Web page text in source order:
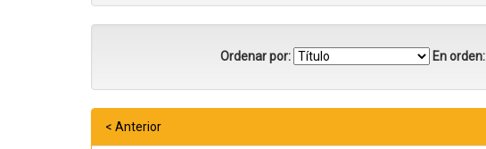
Ordenar por: En orden:
< Anterior